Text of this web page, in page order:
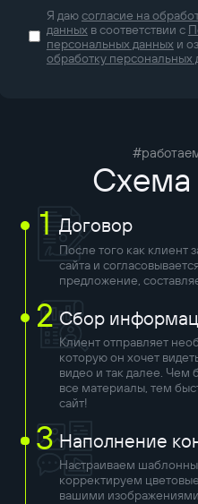
Я даюсогласие на
данных в соответствии с
персональных данных и
обработку персональных
Схема
1 Договор
После того как клиент
сайта и
предложение,
2 Сбор
Клиент отправляет
которую он хочет
видео и так далее.
все материалы, тем
сайт!
3 Наполнение
Настраиваем
корректируем
вашими